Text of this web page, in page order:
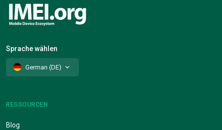
Sprache wählen
German (DE)
RESSOURCEN
Blog